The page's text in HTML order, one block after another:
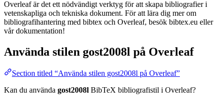
Overleaf är det ett nödvändigt verktyg för att skapa bibliografier i
vetenskapliga och tekniska dokument. För att lära dig mer om
bibliografihantering med bibtex och Overleaf, besök bibtex.eu eller
vår dokumentation!
Använda stilen gost2008l på Overleaf
Section titled “Använda stilen gost2008l på Overleaf”
Kan du använda gost2008l BibTeX bibliografistil i Overleaf?